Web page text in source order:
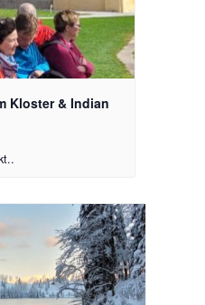
Kloster & Indian